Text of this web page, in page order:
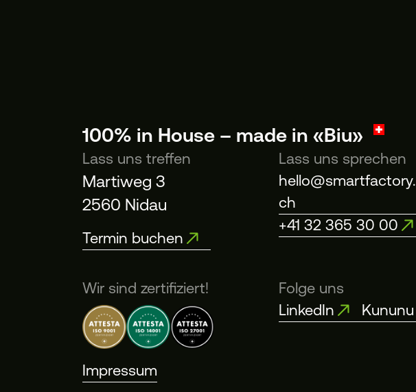
100% in House – made in «Biu»
Lass uns treffen
Martiweg 3
2560 Nidau
Termin buchen
Lass uns sprechen
hello@smartfactory.
ch
+41 32 365 30 00
Wir sind zertifiziert!
Impressum
Folge uns
LinkedIn
Kununu